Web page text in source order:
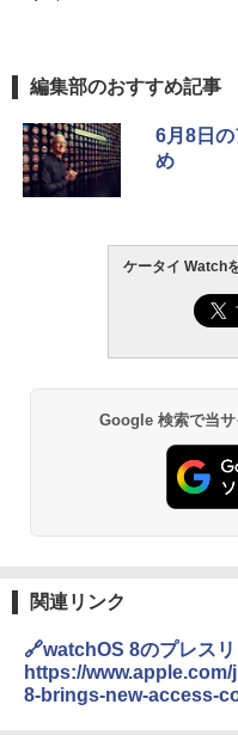
編集部のおすすめ記事
6月8日
め
ケータイ Watch
Google 検索で当サ
関連リンク
🔗watchOS 8のプレス
https://
8-brings-new-access-